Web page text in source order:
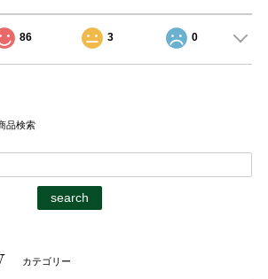
86 3 0
品検索
search
カテゴリー